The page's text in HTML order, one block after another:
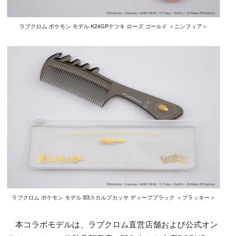
ラブクロム ポケモン モデル K24GPテツキ ローズ ゴールド ＜ニンフィア＞
ラブクロム ポケモン モデル B3スカルプカッサ ディープブラック ＜ブラッキー＞
本コラボモデルは、ラブクロム直営店舗および公式オン